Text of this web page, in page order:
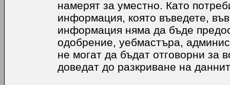
намерят за уместно. Като
информация, която въведете,
информация няма да бъде
одобрение, уебмастъра,
не могат да бъдат отговорни за
доведат до разкриване на